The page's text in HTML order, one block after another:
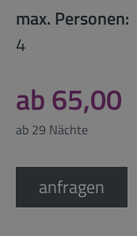
max. Personen:
4
ab 65,00
ab 29 Nächte
anfragen